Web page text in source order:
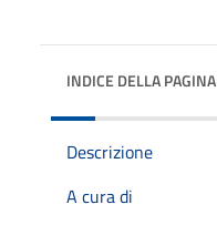
INDICE DELLA PAGINA
Descrizione
A cura di